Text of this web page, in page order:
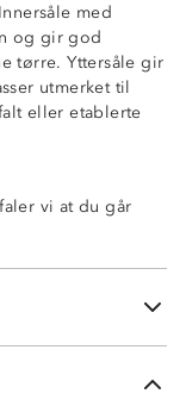
med
og gir god
tørre. Yttersåle gir
utmerket til
eller etablerte
vi at du går